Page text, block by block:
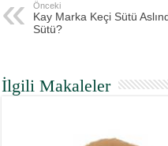
Önceki
Kay Marka Keçi Sütü
Sütü?
İlgili Makaleler